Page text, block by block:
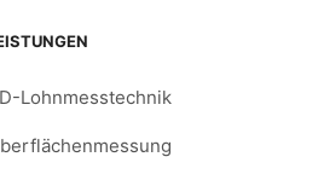
Lohnmesstechnik